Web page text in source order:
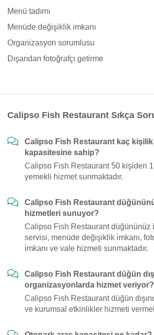
Menü tadımı
Menüde değişiklik imkanı
Organizasyon sorumlusu
Dışarıdan fotoğrafçı getirme
Calipso Fish Restaurant Sıkça
Calipso Fish Restaurant kaç
kapasitesine sahip?
Calipso Fish Restaurant 50 kişiden
yemekli hizmet sunmaktadır.
Calipso Fish Restaurant
hizmetleri sunuyor?
Calipso Fish Restaurant düğününüz
servisi, menüde değişiklik i̇mkanı,
i̇mkanı ve vale hizmeti sunmaktadır.
Calipso Fish Restaurant düğün
organizasyonlarda hizmet veriyor?
Calipso Fish Restaurant düğün
ve kurumsal etkinlikler hizmeti